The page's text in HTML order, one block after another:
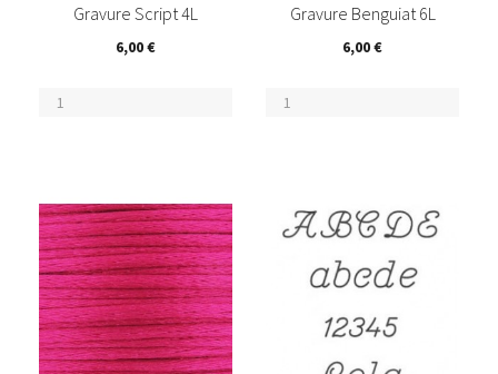
Gravure Script 4L
6,00 €
Gravure Benguiat 6L
6,00 €